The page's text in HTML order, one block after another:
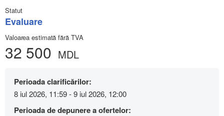
Statut
Evaluare
Valoarea estimată fără TVA
32 500 MDL
Perioada clarificărilor:
8 iul 2026, 11:59 - 9 iul 2026, 12:00
Perioada de depunere a ofertelor: